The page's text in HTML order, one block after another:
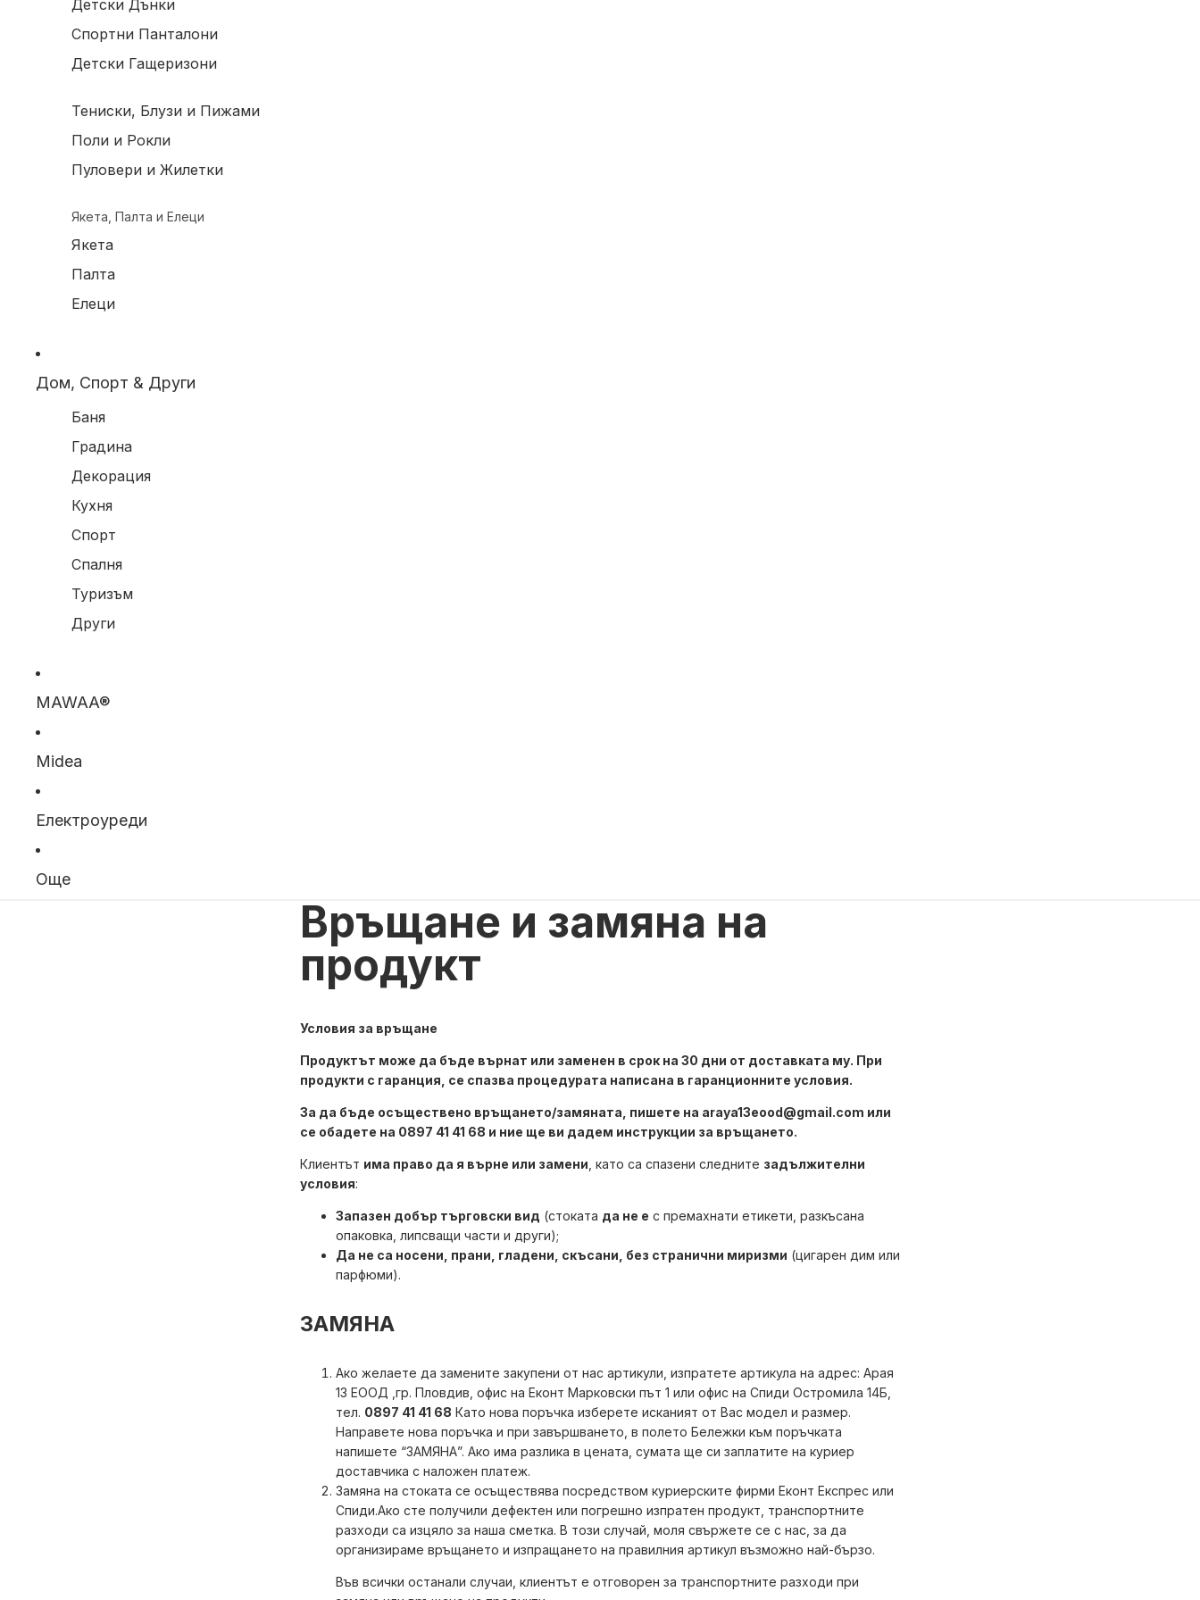
Детски Дънки
Спортни Панталони
Детски Гащеризони
Тениски, Блузи и Пижами
Поли и Рокли
Пуловери и Жилетки
Якета, Палта и Елеци
Якета
Палта
Елеци
Дом, Спорт & Други
Баня
Градина
Декорация
Кухня
Спорт
Спалня
Туризъм
Други
MAWAA®
Midea
Електроуреди
Още
Връщане и замяна на
продукт
Условия за връщане
Продуктът може да бъде върнат или заменен в срок на 30 дни от доставката му. При
продукти с гаранция, се спазва процедурата написана в гаранционните условия.
За да бъде осъществено връщането/замяната, пишете на araya13eood@gmail.com или
се обадете на 0897 41 41 68 и ние ще ви дадем инструкции за връщането.
Клиентът има право да я върне или замени , като са спазени следните задължителни
условия:
Запазен добър търговски вид (стоката да не е с премахнати етикети, разкъсана
опаковка, липсващи части и други);
Да не са носени, прани, гладени, скъсани, без странични миризми (цигарен дим или
парфюми).
ЗАМЯНА
Ако желаете да замените закупени от нас артикули, изпратете артикула на адрес: Арая
13 ЕООД ,гр. Пловдив, офис на Еконт Марковски път 1 или офис на Спиди Остромила 14Б,
тел. 0897 41 41 68 Като нова поръчка изберете исканият от Вас модел и размер.
Направете нова поръчка и при завършването, в полето Бележки към поръчката
напишете “ЗАМЯНА”. Ако има разлика в цената, сумата ще си заплатите на куриер
доставчика с наложен платеж.
Замяна на стоката се осъществява посредством куриерските фирми Еконт Експрес или
Спиди.Ако сте получили дефектен или погрешно изпратен продукт, транспортните
разходи са изцяло за наша сметка. В този случай, моля свържете се с нас, за да
организираме връщането и изпращането на правилния артикул възможно най-бързо.
Във всички останали случаи, клиентът е отговорен за транспортните разходи при